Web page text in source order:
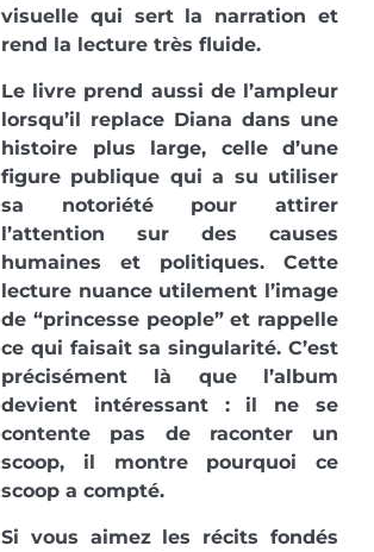
visuelle qui sert la narration et
rend la lecture très fluide.
Le livre prend aussi de l’ampleur
lorsqu’il replace Diana dans une
histoire plus large, celle d’une
figure publique qui a su utiliser
sa notoriété pour attirer
l’attention sur des causes
humaines et politiques. Cette
lecture nuance utilement l’image
de “princesse people” et rappelle
ce qui faisait sa singularité. C’est
précisément là que l’album
devient intéressant : il ne se
contente pas de raconter un
scoop, il montre pourquoi ce
scoop a compté.
Si vous aimez les récits fondés